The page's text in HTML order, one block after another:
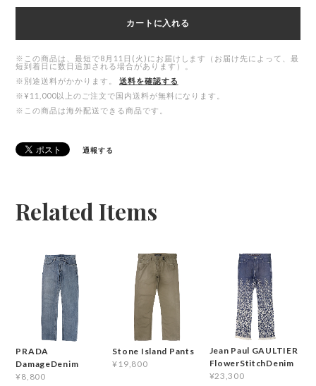
カートに入れる
※この商品は、最短で8月11日(火)にお届けします（お届け先によって、最
短到着日に数日追加される場合があります）。
※別途送料がかかります。
送料を確認する
※¥11,000以上のご注文で国内送料が無料になります。
※この商品は海外配送できる商品です。
通報する
Related Items
PRADA
DamageDenim
¥8,800
Stone Island Pants
¥19,800
Jean Paul GAULTIER
FlowerStitchDenim
¥23,300